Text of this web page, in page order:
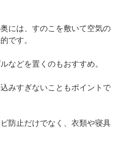
には、すのこを敷いて空気の
です。
などを置くのもおすすめ。
みすぎないこともポイントで
防止だけでなく、衣類や寝具